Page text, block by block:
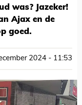
was? Jazeker!
Ajax en de
goed.
2024 - 11:53